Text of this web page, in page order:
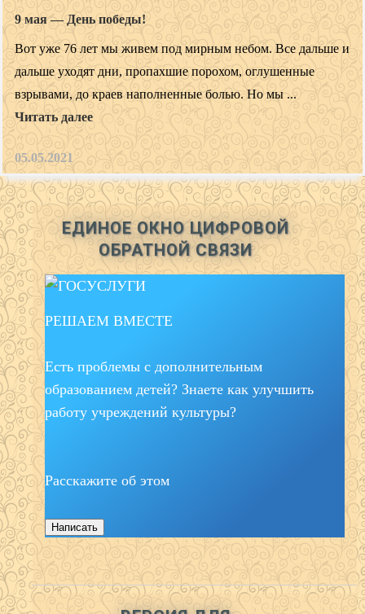
9 мая — День победы!
Вот уже 76 лет мы живем под мирным небом. Все дальше и
дальше уходят дни, пропахшие порохом, оглушенные
взрывами, до краев наполненные болью. Но мы ...
Читать далее
05.05.2021
ЕДИНОЕ ОКНО ЦИФРОВОЙ
ОБРАТНОЙ СВЯЗИ
РЕШАЕМ ВМЕСТЕ
Есть проблемы с дополнительным
образованием детей? Знаете как улучшить
работу учреждений культуры?
Расскажите об этом
Написать